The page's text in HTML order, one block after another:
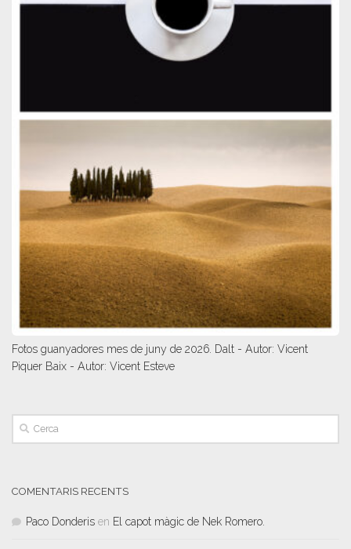
Fotos guanyadores mes de juny de 2026. Dalt - Autor: Vicent
Piquer Baix - Autor: Vicent Esteve
COMENTARIS RECENTS
Paco Donderis en El capot màgic de Nek Romero.